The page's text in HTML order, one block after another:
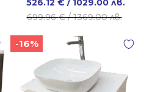
699.96€/ 1369.00 лв.
price
699.96 €
/
1369.00 лв..
526.12 € / 1029.00 лв.
price
526.12 €
/
1029.00 лв..
-16%